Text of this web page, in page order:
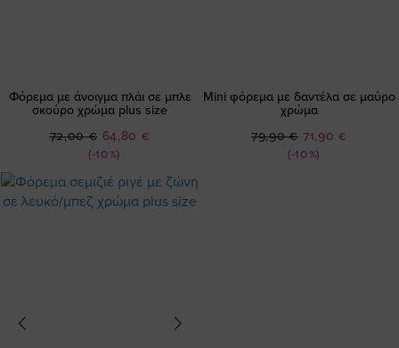
Φόρεμα με άνοιγμα πλάι σε μπλε
σκούρο χρώμα plus size
(-10%)
Ειδική
Τιμή
64,80 €
72,00 €
Mini φόρεμα με δαντέλα σε μαύρο
χρώμα
(-10%)
Ειδική
Τιμή
71,90 €
79,90 €